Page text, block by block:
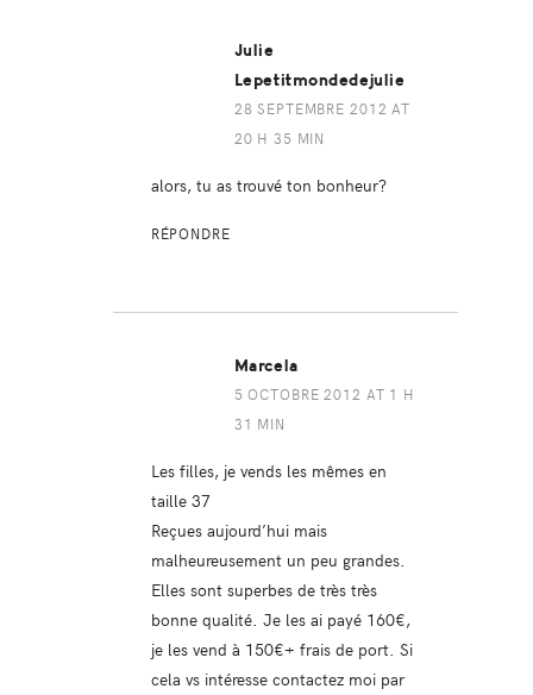
Julie
Lepetitmondedejulie
28 SEPTEMBRE 2012 AT
20 H 35 MIN
alors, tu as trouvé ton bonheur?
RÉPONDRE
Marcela
5 OCTOBRE 2012 AT 1 H
31 MIN
Les filles, je vends les mêmes en
taille 37
Reçues aujourd’hui mais
malheureusement un peu grandes.
Elles sont superbes de très très
bonne qualité. Je les ai payé 160€,
je les vend à 150€+ frais de port. Si
cela vs intéresse contactez moi par